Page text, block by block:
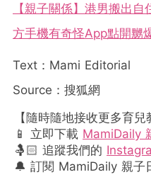
【親子關係】港男搬出
方手機有奇怪App點開嬲
Text：Mami Editorial
Source：搜狐網
【隨時隨地接收更多育兒
📱 立即下載 MamiDaily
🤱🏻 追蹤我們的
🔔 訂閱 MamiDaily 親子